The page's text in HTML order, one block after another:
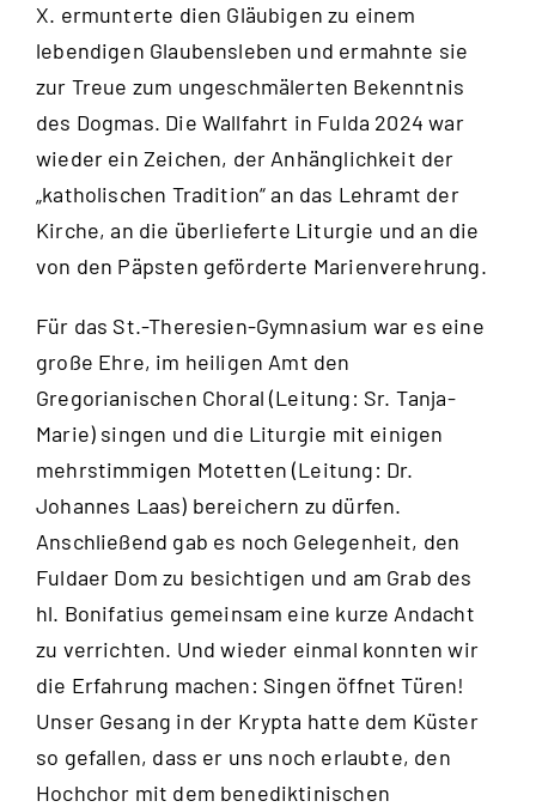
X. ermunterte dien Gläubigen zu einem
lebendigen Glaubensleben und ermahnte sie
zur Treue zum ungeschmälerten Bekenntnis
des Dogmas. Die Wallfahrt in Fulda 2024 war
wieder ein Zeichen, der Anhänglichkeit der
„katholischen Tradition“ an das Lehramt der
Kirche, an die überlieferte Liturgie und an die
von den Päpsten geförderte Marienverehrung.
Für das St.-Theresien-Gymnasium war es eine
große Ehre, im heiligen Amt den
Gregorianischen Choral (Leitung: Sr. Tanja-
Marie) singen und die Liturgie mit einigen
mehrstimmigen Motetten (Leitung: Dr.
Johannes Laas) bereichern zu dürfen.
Anschließend gab es noch Gelegenheit, den
Fuldaer Dom zu besichtigen und am Grab des
hl. Bonifatius gemeinsam eine kurze Andacht
zu verrichten. Und wieder einmal konnten wir
die Erfahrung machen: Singen öffnet Türen!
Unser Gesang in der Krypta hatte dem Küster
so gefallen, dass er uns noch erlaubte, den
Hochchor mit dem benediktinischen